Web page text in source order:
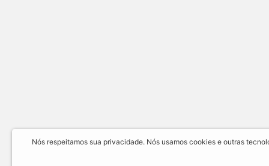
Nós respeitamos sua privacidade. Nós usamos cookies e outras